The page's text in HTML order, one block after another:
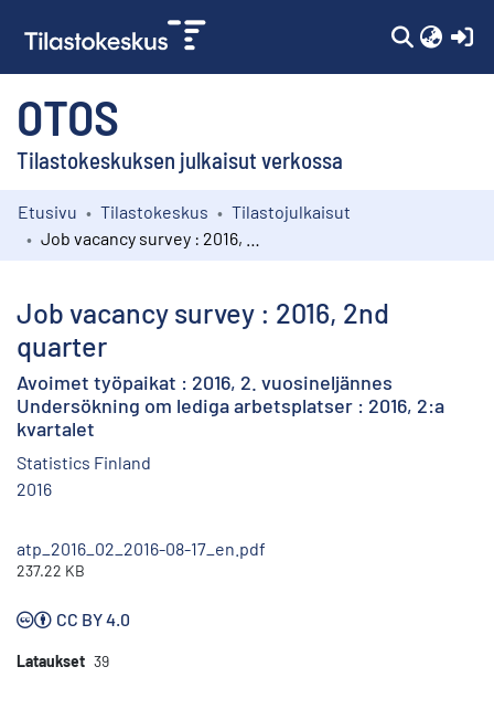
OTOS
Tilastokeskuksen julkaisut verkossa
Kokoelmat
Etusivu Tilastokeskus
Tilastojulkaisut
Job vacancy survey : 2016, 2nd
quarter
Avoimet työpaikat : 2016, 2. vuosineljännes
Undersökning om lediga arbetsplatser : 2016, 2:a
kvartalet
Statistics Finland
2016
atp_2016_02_2016-08-17_en.pdf
237.22 KB
CC BY 4.0
Lataukset 39